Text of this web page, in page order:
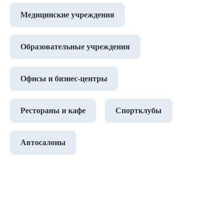
Медицинские учреждения
Образовательные учреждения
Офисы и бизнес-центры
Рестораны и кафе Спортклубы
Автосалоны